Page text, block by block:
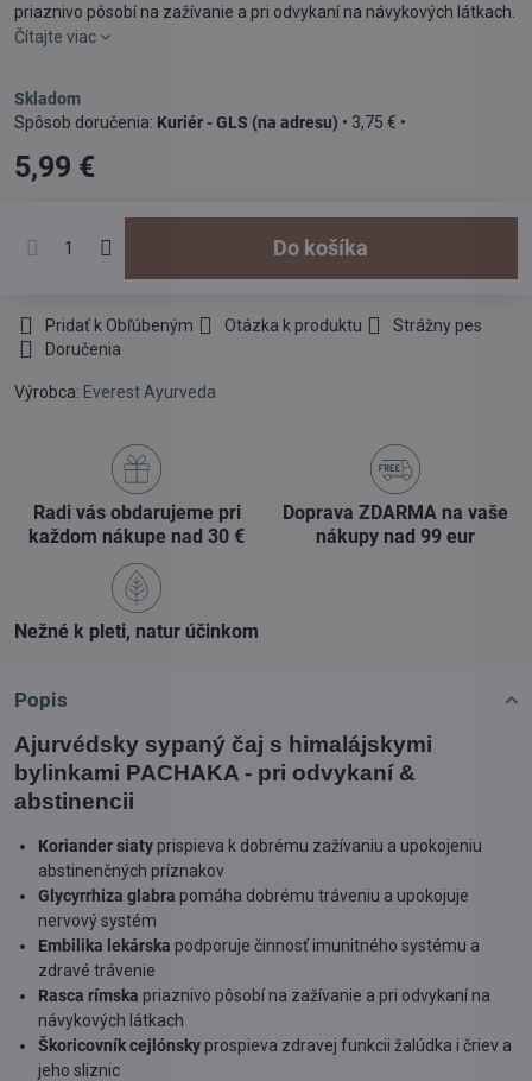
priaznivo pôsobí na zažívanie a pri odvykaní na návykových látkach.
Čítajte viac
Skladom
Kuriér - GLS (na adresu) • 3,75 € •
5,99 €
Do košíka
Pridať k Obľúbeným Otázka k produktu
Strážny pes
Doručenia
Výrobca: Everest Ayurveda
Radi vás obdarujeme pri
každom nákupe nad 30 €
Doprava ZDARMA na vaše
nákupy nad 99 eur
Nežné k pleti, natur účinkom
Popis
Ajurvédsky sypaný čaj s himalájskymi
bylinkami PACHAKA - pri odvykaní &
abstinencii
Koriander siaty prispieva k dobrému zažívaniu a upokojeniu
abstinenčných príznakov
Glycyrrhiza glabra pomáha dobrému tráveniu a upokojuje
nervový systém
Embilika lekárska podporuje činnosť imunitného systému a
zdravé trávenie
Rasca rímska priaznivo pôsobí na zažívanie a pri odvykaní na
návykových látkach
Škoricovník cejlónsky prospieva zdravej funkcii žalúdka i čriev a
jeho sliznic